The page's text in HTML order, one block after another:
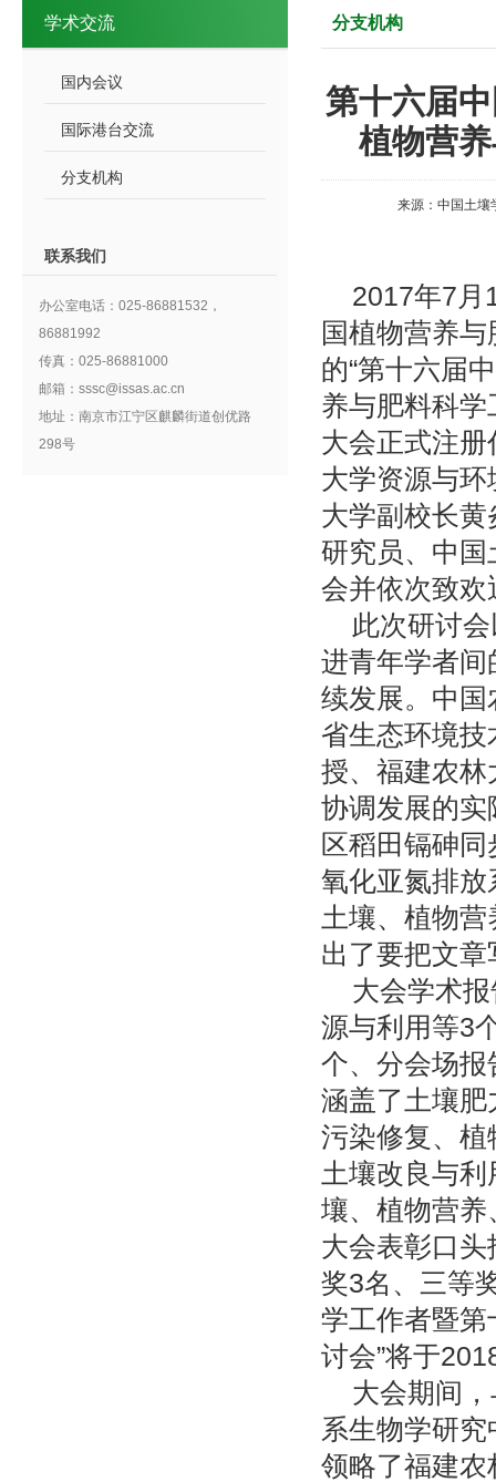
学术交流
国内会议
国际港台交流
分支机构
联系我们
办公室电话：025-86881532，
86881992
传真：025-86881000
邮箱：sssc@issas.ac.cn
地址：南京市江宁区麒麟街道创优路
298号
分支机构
第十六届
植物营
来源：中国土
2017年7月
国植物营养
的“第十六届
养与肥料科学
大会正式注
大学资源与
大学副校长
研究员、中
会并依次致
此次研讨
进青年学者
续发展。中
省生态环境
授、福建农
协调发展的
区稻田镉砷
氧化亚氮排
土壤、植物
出了要把文
大会学术
源与利用等3
个、分会场
涵盖了土壤
污染修复、
土壤改良与
壤、植物营
大会表彰口
奖3名、三等
学工作者暨
讨会”将于
大会期间
系生物学研
领略了福建